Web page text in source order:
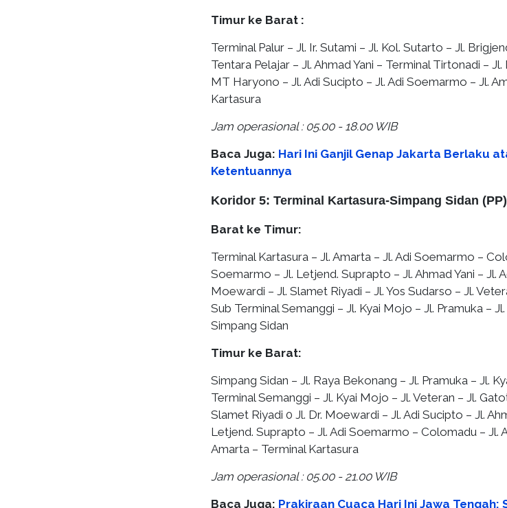
Timur ke Barat :
Terminal Palur – Jl. Ir. Sutami – Jl. Kol. Sutarto – Jl.
Tentara Pelajar – Jl. Ahmad Yani – Terminal Tirtonadi – Jl.
MT Haryono – Jl. Adi Sucipto – Jl. Adi Soemarmo – Jl.
Kartasura
Jam operasional : 05.00 - 18.00 WIB
Baca Juga: Hari Ini Ganjil Genap Jakarta Berlaku
Ketentuannya
Koridor 5: Terminal Kartasura-Simpang Sidan (PP)
Barat ke Timur:
Terminal Kartasura – Jl. Amarta – Jl. Adi Soemarmo –
Soemarmo – Jl. Letjend. Suprapto – Jl. Ahmad Yani – Jl.
Moewardi – Jl. Slamet Riyadi – Jl. Yos Sudarso – Jl.
Sub Terminal Semanggi – Jl. Kyai Mojo – Jl. Pramuka –
Simpang Sidan
Timur ke Barat:
Simpang Sidan – Jl. Raya Bekonang – Jl. Pramuka – Jl.
Terminal Semanggi – Jl. Kyai Mojo – Jl. Veteran – Jl.
Slamet Riyadi 0 Jl. Dr. Moewardi – Jl. Adi Sucipto – Jl.
Letjend. Suprapto – Jl. Adi Soemarmo – Colomadu – Jl.
Amarta – Terminal Kartasura
Jam operasional : 05.00 - 21.00 WIB
Baca Juga: Prakiraan Cuaca Hari Ini Jawa Tengah: